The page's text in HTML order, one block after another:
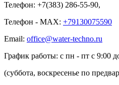
Телефон: +7(383) 286-55-90,
Телефон - MAX: +79130075590
Email: office@water-techno.ru
График работы: с пн - пт с 9:00
(суббота, воскресенье по